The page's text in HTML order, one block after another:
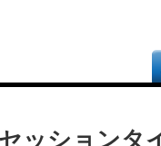
ッションタ